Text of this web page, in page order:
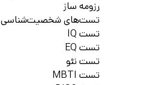
رزومه ساز
تست‌های شخصیت‌شناسی
تست IQ
تست EQ
تست نئو
تست MBTI